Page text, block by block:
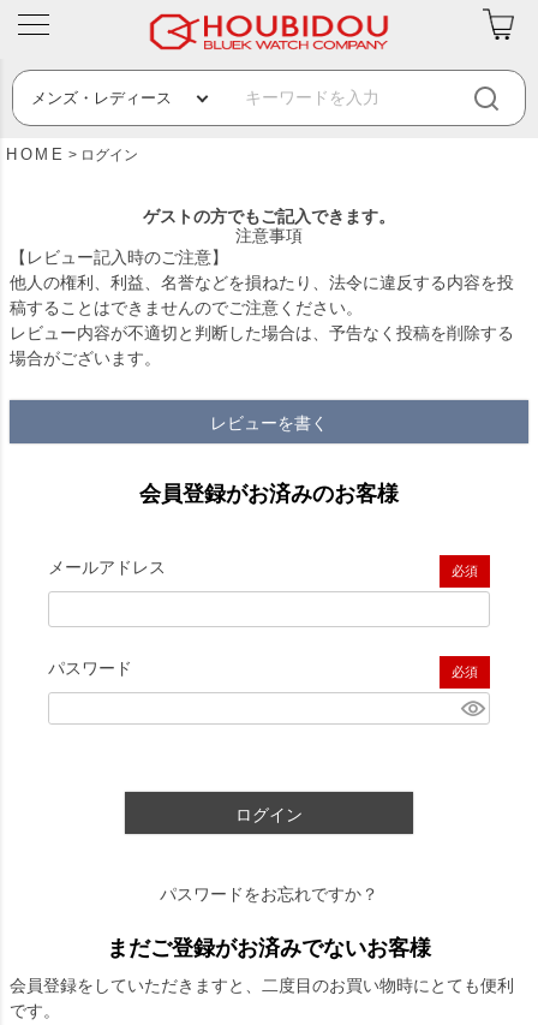
HOME ログイン
ゲストの方でもご記入できます。
注意事項
【レビュー記入時のご注意】
他人の権利、利益、名誉などを損ねたり、法令に違反する内容を投
稿することはできませんのでご注意ください。
レビュー内容が不適切と判断した場合は、予告なく投稿を削除する
場合がございます。
レビューを書く
会員登録がお済みのお客様
メールアドレス
(必須)
パスワード
(必須)
ログイン
パスワードをお忘れですか？
まだご登録がお済みでないお客様
会員登録をしていただきますと、二度目のお買い物時にとても便利
です。